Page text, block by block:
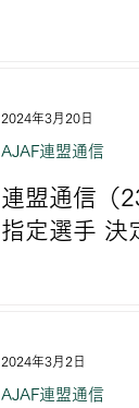
連盟通信（
指定選手 決
AJAF連盟通信
2024年3月20日
AJAF連盟通信
2024年3月2日